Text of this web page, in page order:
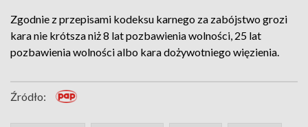
Zgodnie z przepisami kodeksu karnego za zabójstwo grozi
kara nie krótsza niż 8 lat pozbawienia wolności, 25 lat
pozbawienia wolności albo kara dożywotniego więzienia.
Źródło: